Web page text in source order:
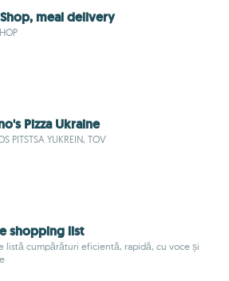
meal delivery
Pizza Ukraine
PITSTSA YUKREIN, TOV
shopping list
listă cumpărături eficientă, rapidă, cu voce și